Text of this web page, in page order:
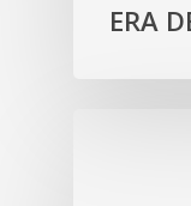
ERA